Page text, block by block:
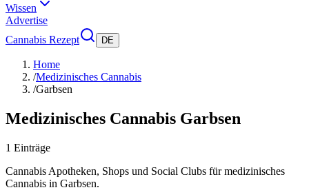
Wissen
Advertise
Cannabis Rezept
DE
Home
/Medizinisches Cannabis
/Garbsen
Medizinisches Cannabis Garbsen
1 Einträge
Cannabis Apotheken, Shops und Social Clubs für medizinisches
Cannabis in Garbsen.